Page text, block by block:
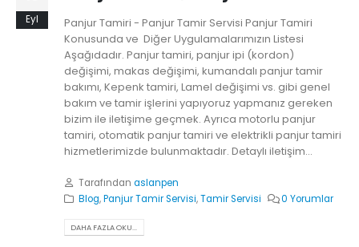
Eyl
Panjur Tamiri - Panjur Tamir Servisi Panjur Tamiri
Konusunda ve Diğer Uygulamalarımızın Listesi
Aşağıdadır. Panjur tamiri, panjur ipi (kordon)
değişimi, makas değişimi, kumandalı panjur tamir
bakımı, Kepenk tamiri, Lamel değişimi vs. gibi genel
bakım ve tamir işlerini yapıyoruz yapmanız gereken
bizim ile iletişime geçmek. Ayrıca motorlu panjur
tamiri, otomatik panjur tamiri ve elektrikli panjur tamiri
hizmetlerimizde bulunmaktadır. Detaylı iletişim...
Tarafından aslanpen
Blog,Panjur Tamir Servisi,Tamir Servisi 0 Yorumlar
DAHA FAZLA OKU...